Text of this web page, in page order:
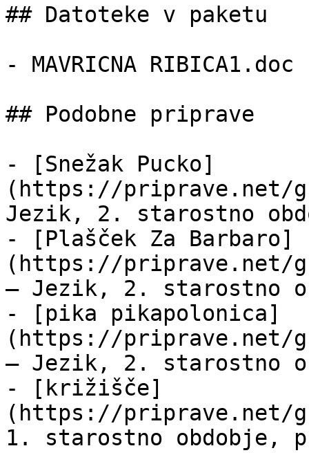
## Datoteke v paketu
- MAVRICNA
## Podobne priprave
- [Snežak Pucko]
(https://priprave.net/
Jezik, 2. starostno
- [Plašček Za Barbaro]
(https://priprave.net/
— Jezik, 2. starostno
- [pika pikapolonica]
(https://priprave.net/
— Jezik, 2. starostno
- [križišče]
(https://priprave.net/
1. starostno obdobje,